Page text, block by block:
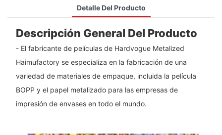
Detalle Del Producto
Descripción General Del Producto
- El fabricante de películas de Hardvogue Metalized
Haimufactory se especializa en la fabricación de una
variedad de materiales de empaque, incluida la película
BOPP y el papel metalizado para las empresas de
impresión de envases en todo el mundo.